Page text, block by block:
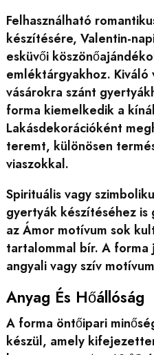
Felhasználható
készítésére, Valentin-
esküvői
emléktárgyakhoz. Kiváló
vásárokra szánt
forma kiemelkedik a
Lakásdekorációként
teremt, különösen
viaszokkal.
Spirituális vagy
gyertyák készítéséhez
az Ámor motívum sok
tartalommal bír. A forma
angyali vagy szív
Anyag És Hőállóság
A forma öntőipari
készül, amely